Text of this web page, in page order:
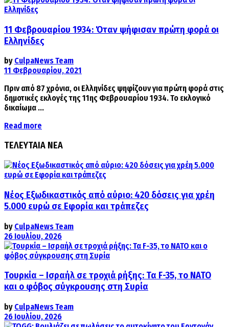
11 Φεβρουαρίου 1934: Όταν ψήφισαν πρώτη φορά οι
Ελληνίδες
by CulpaNews Team
11 Φεβρουαρίου, 2021
Πριν από 87 χρόνια, οι Ελληνίδες ψηφίζουν για πρώτη φορά στις
δημοτικές εκλογές της 11ης Φεβρουαρίου 1934. Το εκλογικό
δικαίωμα ...
Read more
ΤΕΛΕΥΤΑΙΑ ΝΕΑ
Νέος Εξωδικαστικός από αύριο: 420 δόσεις για χρέη
5.000 ευρώ σε Εφορία και τράπεζες
by CulpaNews Team
26 Ιουλίου, 2026
Τουρκία – Ισραήλ σε τροχιά ρήξης: Τα F-35, το ΝΑΤΟ
και ο φόβος σύγκρουσης στη Συρία
by CulpaNews Team
26 Ιουλίου, 2026